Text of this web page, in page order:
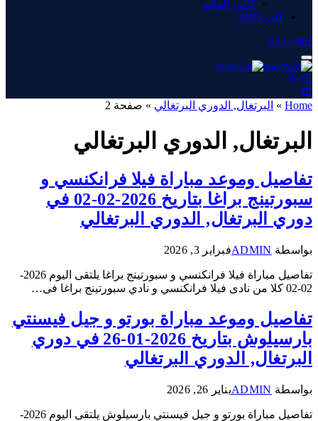
كأس العالم
كان 2025
Subscribe
Home
» البرتغال, الدوري البرتغالي » صفحة 2
البرتغال, الدوري البرتغالي
تفاصيل وموعد مباراة فيلا فرانكنسي و
سبورتينج براغا بتاريخ 2026-02-02 في
دوري البرتغال, الدوري البرتغالي
بواسطة ADMINفبراير 3, 2026
تفاصيل مباراة فيلا فرانكنسي و سبورتينج براغا يلتقى اليوم 2026-
02-02 كلا من نادى فيلا فرانكنسي و نادي سبورتينج براغا فى…
تفاصيل وموعد مباراة بورتو و جيل فيسنتي
بارسيلوش بتاريخ 2026-01-26 في دوري
البرتغال, الدوري البرتغالي
بواسطة ADMINيناير 26, 2026
تفاصيل مباراة بورتو و جيل فيسنتي بارسيلوش يلتقى اليوم 2026-